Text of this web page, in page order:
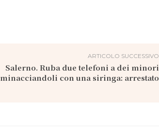
ARTICOLO SUCCESSIVO
Salerno. Ruba due telefoni a dei minori
minacciandoli con una siringa: arrestato